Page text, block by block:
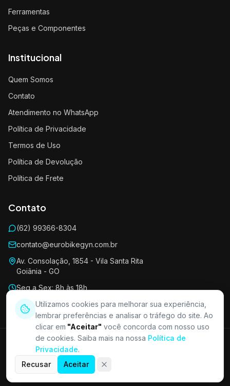
Ferramentas
Peças e Componentes
Institucional
Quem Somos
Contato
Atendimento no WhatsApp
Política de Privacidade
Termos de Uso
Política de Devolução
Política de Frete
Contato
(62) 99366-8304
contato@eurobikegyn.com.br
Av. Consolação, 1854 - Vila Santa Rita
Goiânia - GO
Seg a Sex: 8h às 18h
Sáb: 8h às 13h
EUROBIKE GYN LTDA - ME · CNPJ 17.825.869/0001-78 · Av.
Consolação, 1854 - Qd 06 Lt 06 - Vila Santa Rita, Goiânia/GO - CEP
74420-450
©2026Euro Bike Gyn. Todos os direitos reservados.
Utilizamos cookies para melhorar sua experiência,
lembrar preferências e analisar o tráfego do site. Ao
clicar em "Aceitar" você concorda com nosso uso
de cookies. Saiba mais na nossa Política de
Privacidade.
Recusar
Aceitar